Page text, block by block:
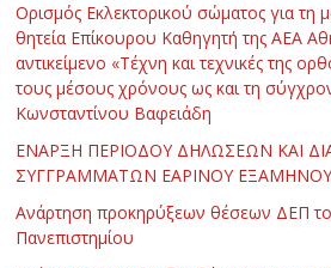
Ορισμός Εκλεκτορικού σώματος για τη
θητεία Επίκουρου Καθηγητή της ΑΕΑ
αντικείμενο «Τέχνη και τεχνικές της
τους μέσους χρόνους ως και τη
Κωνσταντίνου Βαφειάδη
ΕΝΑΡΞΗ ΠΕΡΙΟΔΟΥ ΔΗΛΩΣΕΩΝ ΚΑΙ
ΣΥΓΓΡΑΜΜΑΤΩΝ ΕΑΡΙΝΟΥ ΕΞΑΜΗΝΟΥ
Ανάρτηση προκηρύξεων θέσεων ΔΕΠ
Πανεπιστημίου